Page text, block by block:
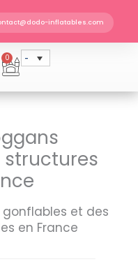
inflatables.com
0
Cart
structures
et des
en France